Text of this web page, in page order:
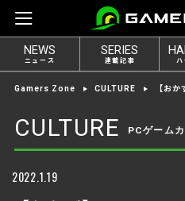
NEWS
ニュース
SERIES
連載記事 ハ
Gamers Zone CULTURE 【おかず】Unreal
CULTURE PCゲーム
2022.1.19